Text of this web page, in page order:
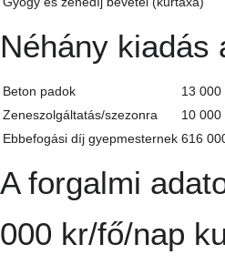
Néhány kiadás
Beton padok
13 000
Zeneszolgáltatás/szezonra
10 000
Ebbefogási díj gyepmesternek 616
A forgalmi
000 kr/fő/nap